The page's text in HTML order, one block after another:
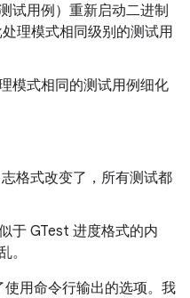
试用例）重新启动二进制
理模式相同级别的测试用
模式相同的测试用例细化
格式改变了，所有测试都
于 GTest 进度格式的内
。
用命令行输出的选项。我